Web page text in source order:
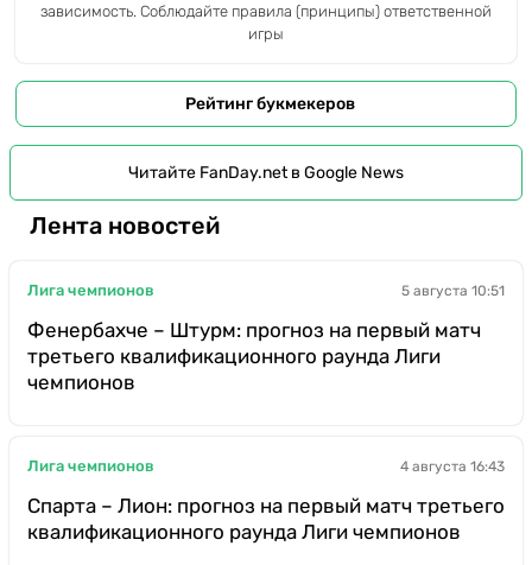
зависимость. Соблюдайте правила (принципы) ответственной
игры
Рейтинг букмекеров
Читайте FanDay.net в Google News
Лента новостей
Лига чемпионов 5 августа 10:51
Фенербахче – Штурм: прогноз на первый матч
третьего квалификационного раунда Лиги
чемпионов
Лига чемпионов 4 августа 16:43
Спарта – Лион: прогноз на первый матч третьего
квалификационного раунда Лиги чемпионов